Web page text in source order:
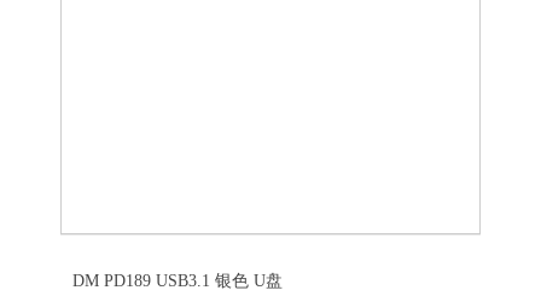
DM PD189 USB3.1 银色 U盘